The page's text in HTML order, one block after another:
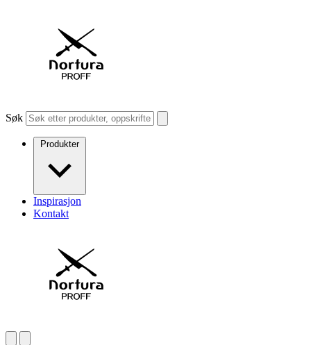
Søk
Produkter
Inspirasjon
Kontakt